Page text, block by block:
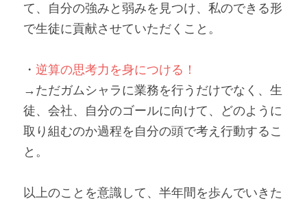
て、自分の強みと弱みを見つけ、私のできる形
で生徒に貢献させていただくこと。
・ 逆算の思考力を身につける！
→ただガムシャラに業務を行うだけでなく、生
徒、会社、自分のゴールに向けて、どのように
取り組むのか過程を自分の頭で考え行動するこ
と。
以上のことを意識して、半年間を歩んでいきた